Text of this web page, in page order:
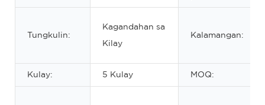
Tungkulin:
Kagandahan sa
Kilay
Kalamangan:
Kulay: 5 Kulay MOQ: